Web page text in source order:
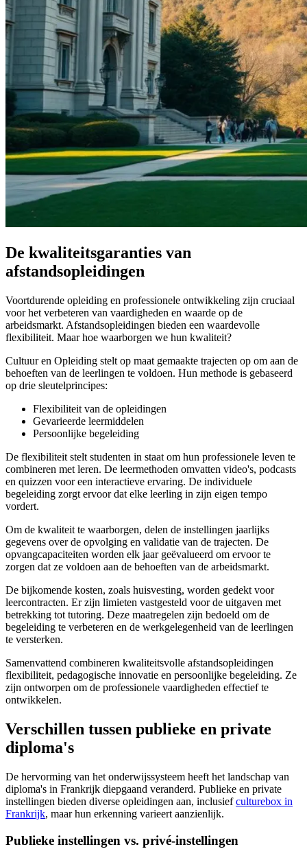
De kwaliteitsgaranties van
afstandsopleidingen
Voortdurende opleiding en professionele ontwikkeling zijn cruciaal
voor het verbeteren van vaardigheden en waarde op de
arbeidsmarkt. Afstandsopleidingen bieden een waardevolle
flexibiliteit. Maar hoe waarborgen we hun kwaliteit?
Cultuur en Opleiding stelt op maat gemaakte trajecten op om aan de
behoeften van de leerlingen te voldoen. Hun methode is gebaseerd
op drie sleutelprincipes:
Flexibiliteit van de opleidingen
Gevarieerde leermiddelen
Persoonlijke begeleiding
De flexibiliteit stelt studenten in staat om hun professionele leven te
combineren met leren. De leermethoden omvatten video's, podcasts
en quizzen voor een interactieve ervaring. De individuele
begeleiding zorgt ervoor dat elke leerling in zijn eigen tempo
vordert.
Om de kwaliteit te waarborgen, delen de instellingen jaarlijks
gegevens over de opvolging en validatie van de trajecten. De
opvangcapaciteiten worden elk jaar geëvalueerd om ervoor te
zorgen dat ze voldoen aan de behoeften van de arbeidsmarkt.
De bijkomende kosten, zoals huisvesting, worden gedekt voor
leercontracten. Er zijn limieten vastgesteld voor de uitgaven met
betrekking tot tutoring. Deze maatregelen zijn bedoeld om de
begeleiding te verbeteren en de werkgelegenheid van de leerlingen
te versterken.
Samenvattend combineren kwaliteitsvolle afstandsopleidingen
flexibiliteit, pedagogische innovatie en persoonlijke begeleiding. Ze
zijn ontworpen om de professionele vaardigheden effectief te
ontwikkelen.
Verschillen tussen publieke en private
diploma's
De hervorming van het onderwijssysteem heeft het landschap van
diploma's in Frankrijk diepgaand veranderd. Publieke en private
instellingen bieden diverse opleidingen aan, inclusiefculturebox in
Frankrijk, maar hun erkenning varieert aanzienlijk.
Publieke instellingen vs. privé-instellingen